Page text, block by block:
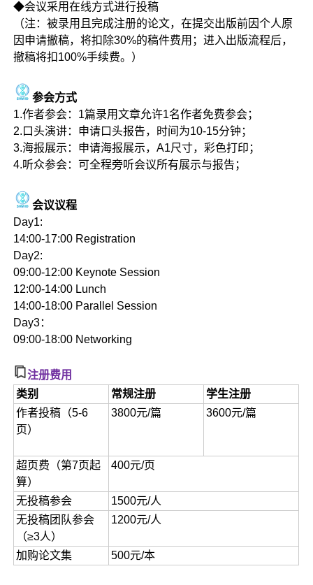
◆会议采用在线方式进行投稿
（注：被录用且完成注册的论文，在提交出版前因个人原
因申请撤稿，将扣除30%的稿件费用；进入出版流程后，
撤稿将扣100%手续费。）
参会方式
1.作者参会：1篇录用文章允许1名作者免费参会；
2.口头演讲：申请口头报告，时间为10-15分钟；
3.海报展示：申请海报展示，A1尺寸，彩色打印；
4.听众参会：可全程旁听会议所有展示与报告；
会议议程
Day1:
14:00-17:00 Registration
Day2:
09:00-12:00 Keynote Session
12:00-14:00 Lunch
14:00-18:00 Parallel Session
Day3：
09:00-18:00 Networking
注册费用
类别
常规注册
学生注册
作者投稿（5-6
页）
3800元/篇 3600元/篇
超页费（第7页起
算）
400元/页
无投稿参会
1500元/人
无投稿团队参会
（≥3人）
1200元/人
加购论文集 500元/本